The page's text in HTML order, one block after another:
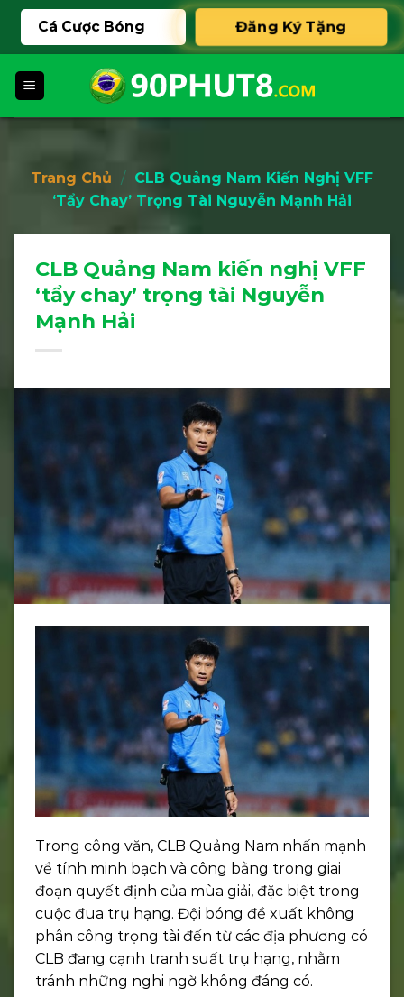
Skip
content
Cá Cược Bóng Đăng Ký Tặng
Trang Chủ / CLB Quảng Nam Kiến Nghị VFF
‘tẩy Chay’ Trọng Tài Nguyễn Mạnh Hải
CLB Quảng Nam kiến nghị VFF
‘tẩy chay’ trọng tài Nguyễn
Mạnh Hải
Trong công văn, CLB Quảng Nam nhấn mạnh
về tính minh bạch và công bằng trong giai
đoạn quyết định của mùa giải, đặc biệt trong
cuộc đua trụ hạng. Đội bóng đề xuất không
phân công trọng tài đến từ các địa phương có
CLB đang cạnh tranh suất trụ hạng, nhằm
tránh những nghi ngờ không đáng có.